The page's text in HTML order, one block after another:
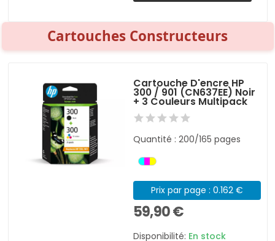
Cartouches Constructeurs
Cartouche D'encre HP
300 / 901 (CN637EE) Noir
+ 3 Couleurs Multipack
Quantité : 200/165 pages
Prix par page : 0.162 €
59,90 €
Disponibilité: En stock